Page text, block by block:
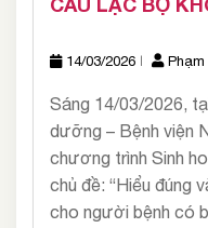
CÂU LẠC BỘ
14/03/2026
Sáng 14/03/2026,
dưỡng – Bệnh viện
chương trình Sinh
chủ đề: “Hiểu đúng
cho người bệnh có